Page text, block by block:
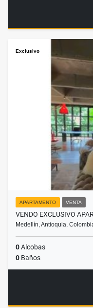
Exclusivo
APARTAMENTO VENTA
VENDO EXCLUSIVO
Medellín, Antioquia,
0Alcobas
0 Baños